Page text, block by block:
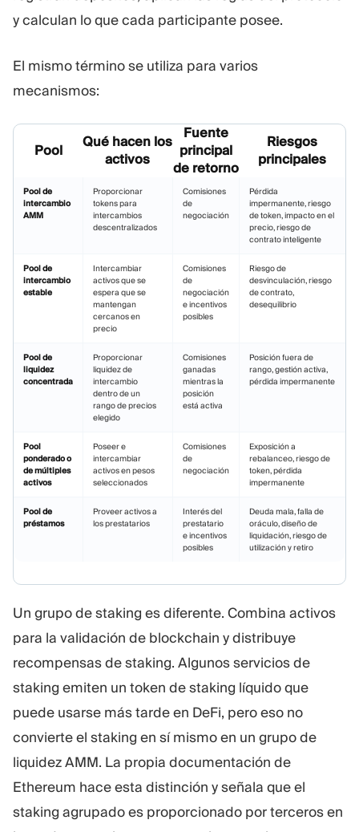
y calculan lo que cada participante posee.
El mismo término se utiliza para varios
mecanismos:
Pool
Qué hacen los
activos
Fuente
principal
de retorno
Riesgos
principales
Pool de
intercambio
AMM
Proporcionar
tokens para
intercambios
descentralizados
Comisiones
de
negociación
Pérdida
impermanente, riesgo
de token, impacto en el
precio, riesgo de
contrato inteligente
Pool de
intercambio
estable
Intercambiar
activos que se
espera que se
mantengan
cercanos en
precio
Comisiones
de
negociación
e incentivos
posibles
Riesgo de
desvinculación, riesgo
de contrato,
desequilibrio
Pool de
liquidez
concentrada
Proporcionar
liquidez de
intercambio
dentro de un
rango de precios
elegido
Comisiones
ganadas
mientras la
posición
está activa
Posición fuera de
rango, gestión activa,
pérdida impermanente
Pool
ponderado o
de múltiples
activos
Poseer e
intercambiar
activos en pesos
seleccionados
Comisiones
de
negociación
Exposición a
rebalanceo, riesgo de
token, pérdida
impermanente
Pool de
préstamos
Proveer activos a
los prestatarios
Interés del
prestatario
e incentivos
posibles
Deuda mala, falla de
oráculo, diseño de
liquidación, riesgo de
utilización y retiro
Un grupo de staking es diferente. Combina activos
para la validación de blockchain y distribuye
recompensas de staking. Algunos servicios de
staking emiten un token de staking líquido que
puede usarse más tarde en DeFi, pero eso no
convierte el staking en sí mismo en un grupo de
liquidez AMM. La propia documentación de
Ethereum hace esta distinción y señala que el
staking agrupado es proporcionado por terceros en